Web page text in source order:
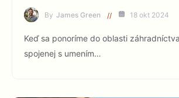
By James Green 18 okt 2024
Keď sa ponoríme do oblasti
spojenej s umením…